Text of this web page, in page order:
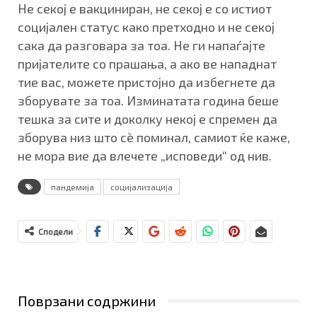
Не секој е вакциниран, не секој е со истиот
социјален статус како претходно и не секој
сака да разговара за тоа. Не ги напаѓајте
пријателите со прашања, а ако ве нападнат
тие вас, можете пристојно да избегнете да
зборувате за тоа. Изминатата година беше
тешка за сите и доколку некој е спремен да
зборува низ што сè поминал, самиот ќе каже,
не мора вие да влечете „исповеди“ од нив.
пандемија социјализација
Сподели
Поврзани содржини